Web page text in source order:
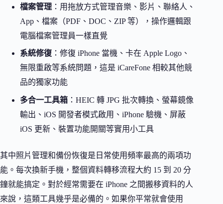
檔案管理 ：用拖放方式管理音樂、影片、聯絡人、
App、檔案（PDF、DOC、ZIP 等），操作邏輯跟
電腦檔案管理員一樣直覺
系統修復 ：修復 iPhone 當機、卡在 Apple Logo、
無限重啟等系統問題，這是 iCareFone 相較其他競
品的獨家功能
多合一工具箱 ：HEIC 轉 JPG 批次轉換、螢幕鏡像
輸出、iOS 開發者模式啟用、iPhone 驗機、屏蔽
iOS 更新、裝置功能開關等實用小工具
其中照片管理和備份恢復是日常使用頻率最高的兩項功
能。每次換新手機，整個資料轉移流程大約 15 到 20 分
鐘就能搞定。對於經常需要在 iPhone 之間搬移資料的人
來說，這類工具幾乎是必備的。如果你平常就會使用